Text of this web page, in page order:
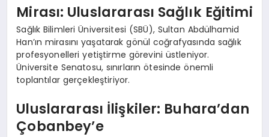
Mirası: Uluslararası Sağlık Eğitimi
Sağlık Bilimleri Üniversitesi (SBÜ), Sultan Abdülhamid
Han’ın mirasını yaşatarak gönül coğrafyasında sağlık
profesyonelleri yetiştirme görevini üstleniyor.
Üniversite Senatosu, sınırların ötesinde önemli
toplantılar gerçekleştiriyor.
Uluslararası İlişkiler: Buhara’dan
Çobanbey’e